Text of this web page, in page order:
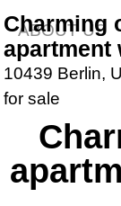
ABOUT US
Charming
apartment
10439 Berlin,
for sale